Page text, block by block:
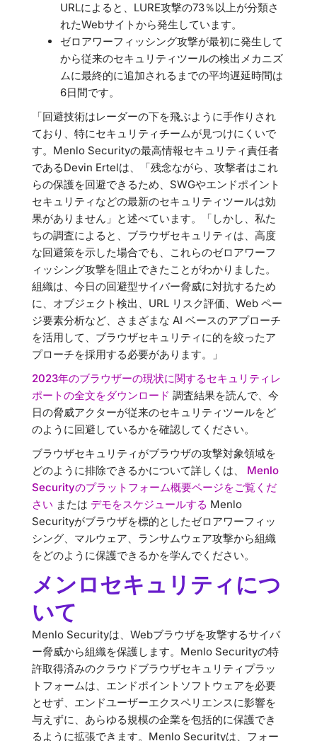
URLによると、LURE攻撃の73％以上が分類さ
れたWebサイトから発生しています。
ゼロアワーフィッシング攻撃が最初に発生して
から従来のセキュリティツールの検出メカニズ
ムに最終的に追加されるまでの平均遅延時間は
6日間です。
「回避技術はレーダーの下を飛ぶように手作りされ
ており、特にセキュリティチームが見つけにくいで
す。Menlo Securityの最高情報セキュリティ責任者
であるDevin Ertelは、「残念ながら、攻撃者はこれ
らの保護を回避できるため、SWGやエンドポイント
セキュリティなどの最新のセキュリティツールは効
果がありません」と述べています。「しかし、私た
ちの調査によると、ブラウザセキュリティは、高度
な回避策を示した場合でも、これらのゼロアワーフ
ィッシング攻撃を阻止できたことがわかりました。
組織は、今日の回避型サイバー脅威に対抗するため
に、オブジェクト検出、URL リスク評価、Web ペー
ジ要素分析など、さまざまな AI ベースのアプローチ
を活用して、ブラウザセキュリティに的を絞ったア
プローチを採用する必要があります。」
2023年のブラウザーの現状に関するセキュリティレ
ポートの全文をダウンロード 調査結果を読んで、今
日の脅威アクターが従来のセキュリティツールをど
のように回避しているかを確認してください。
ブラウザセキュリティがブラウザの攻撃対象領域を
どのように排除できるかについて詳しくは、 Menlo
Securityのプラットフォーム概要ページをご覧くだ
さい または デモをスケジュールする Menlo
Securityがブラウザを標的としたゼロアワーフィッ
シング、マルウェア、ランサムウェア攻撃から組織
をどのように保護できるかを学んでください。
メンロセキュリティにつ
いて
Menlo Securityは、Webブラウザを攻撃するサイバ
ー脅威から組織を保護します。Menlo Securityの特
許取得済みのクラウドブラウザセキュリティプラッ
トフォームは、エンドポイントソフトウェアを必要
とせず、エンドユーザーエクスペリエンスに影響を
与えずに、あらゆる規模の企業を包括的に保護でき
るように拡張できます。Menlo Securityは、フォー